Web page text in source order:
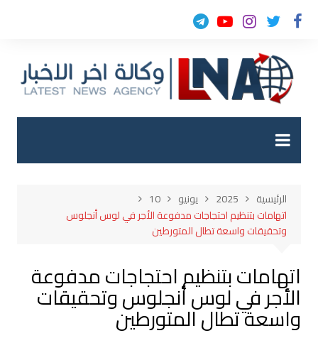
التجاوز
الرئيسية 2025 يونيو
10
اتهامات بتنظيم احتجاجات مدفوعة الأجر في لوس أنجلوس
وتحقيقات واسعة تطال المتورطين
اتهامات بتنظيم احتجاجات مدفوعة
الأجر في لوس أنجلوس وتحقيقات
واسعة تطال المتورطين